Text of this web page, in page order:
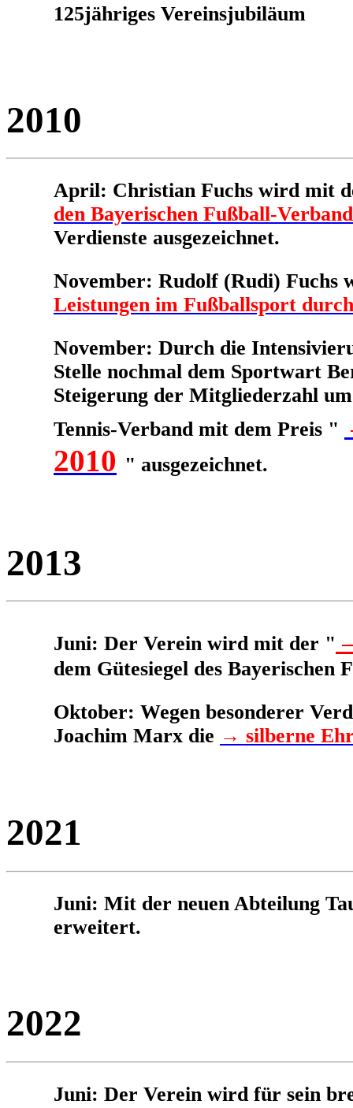
125jähriges Vereinsjubiläum
2010
April: Christian Fuchs wird mit
den Bayerischen Fußball-Verband
Verdienste ausgezeichnet.
November: Rudolf (Rudi)
Leistungen im Fußballsport
November: Durch die
Stelle nochmal dem Sportwart
Steigerung der Mitgliederzahl
Tennis-Verband mit dem Preis "
2010 " ausgezeichnet.
2013
Juni: Der Verein wird mit der "
dem Gütesiegel des Bayerischen
Oktober: Wegen besonderer
Joachim Marx die → silberne
2021
Juni: Mit der neuen Abteilung
erweitert.
2022
Juni: Der Verein wird für sein